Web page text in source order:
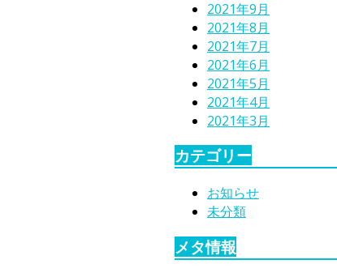
2021年9月
2021年8月
2021年7月
2021年6月
2021年5月
2021年4月
2021年3月
カテゴリー
お知らせ
未分類
メタ情報